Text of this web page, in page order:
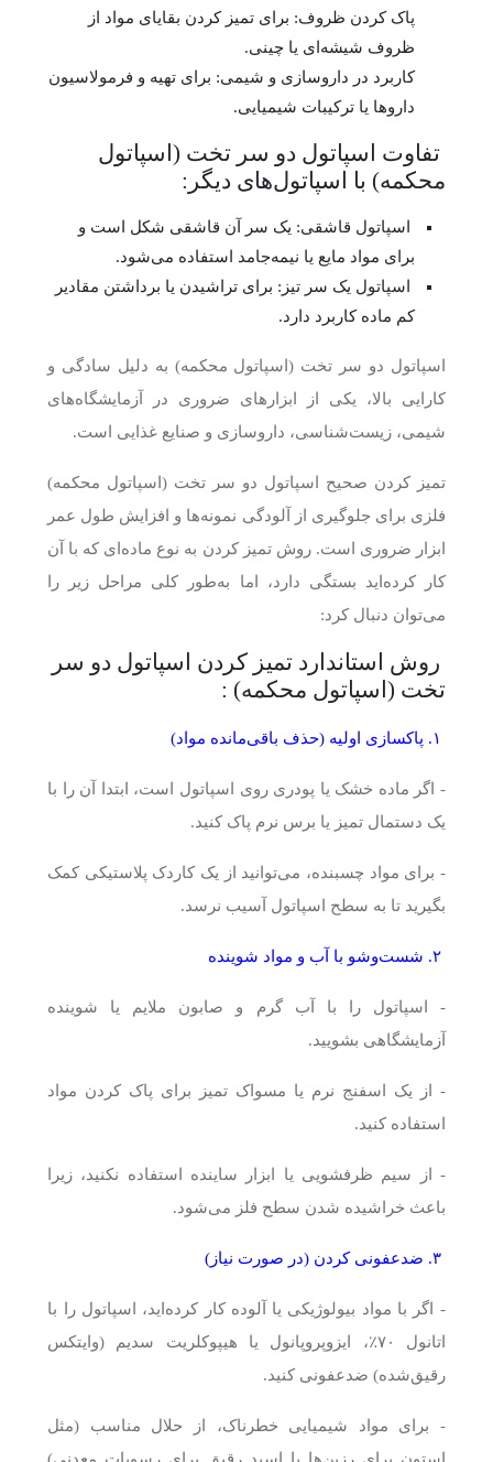
پاک کردن ظروف: برای تمیز کردن بقایای مواد از
ظروف شیشه‌ای یا چینی.
کاربرد در داروسازی و شیمی: برای تهیه و فرمولاسیون
داروها یا ترکیبات شیمیایی.
تفاوت اسپاتول دو سر تخت (اسپاتول
محکمه) با اسپاتول‌های دیگر:
اسپاتول قاشقی: یک سر آن قاشقی شکل است و
برای مواد مایع یا نیمه‌جامد استفاده می‌شود.
اسپاتول یک سر تیز: برای تراشیدن یا برداشتن مقادیر
کم ماده کاربرد دارد.
اسپاتول دو سر تخت (اسپاتول محکمه) به دلیل سادگی و
کارایی بالا، یکی از ابزارهای ضروری در آزمایشگاه‌های
شیمی، زیست‌شناسی، داروسازی و صنایع غذایی است.
تمیز کردن صحیح اسپاتول دو سر تخت (اسپاتول محکمه)
فلزی برای جلوگیری از آلودگی نمونه‌ها و افزایش طول عمر
ابزار ضروری است. روش تمیز کردن به نوع ماده‌ای که با آن
کار کرده‌اید بستگی دارد، اما به‌طور کلی مراحل زیر را
می‌توان دنبال کرد:
روش استاندارد تمیز کردن اسپاتول دو سر
تخت (اسپاتول محکمه) :
- اگر ماده خشک یا پودری روی اسپاتول است، ابتدا آن را با
یک دستمال تمیز یا برس نرم پاک کنید.
- برای مواد چسبنده، می‌توانید از یک کاردک پلاستیکی کمک
بگیرید تا به سطح اسپاتول آسیب نرسد.
۲. شست‌وشو با آب و مواد شوینده
- اسپاتول را با آب گرم و صابون ملایم یا شوینده
آزمایشگاهی بشویید.
- از یک اسفنج نرم یا مسواک تمیز برای پاک کردن مواد
استفاده کنید.
- از سیم ظرفشویی یا ابزار ساینده استفاده نکنید، زیرا
باعث خراشیده شدن سطح فلز می‌شود.
۳. ضدعفونی کردن (در صورت نیاز)
- اگر با مواد بیولوژیکی یا آلوده کار کرده‌اید، اسپاتول را با
اتانول ۷۰٪، ایزوپروپانول یا هیپوکلریت سدیم (وایتکس
رقیق‌شده) ضدعفونی کنید.
- برای مواد شیمیایی خطرناک، از حلال مناسب (مثل